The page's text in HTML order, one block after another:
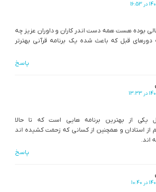
16:53
بوده هست همه دست اندر کاران و داوران عزیز چه
قبل که باعث شده یک برنامه قرآنی بهترتر
پاسخ
13:33
یکی از بهترین برنامه هایی است که تا حالا
از استادان و همچنین از کسانی که زحمت کشیده اند
اند.
پاسخ
10:40